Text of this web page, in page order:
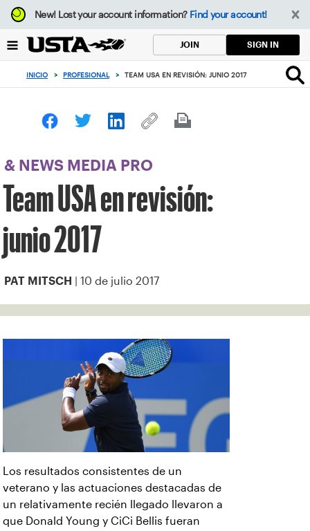
Enfoque
desde
botón
volver
principio
New!Lost your account information? Find your account!
JOIN SIGN IN
INICIO > PROFESIONAL > TEAM USA EN REVISIÓN: JUNIO 2017
& NEWS MEDIA PRO
Team USA en revisión:
junio 2017
PAT MITSCH | 10 de julio 2017
Los resultados consistentes de un
veterano y las actuaciones destacadas de
un relativamente recién llegado llevaron a
que Donald Young y CiCi Bellis fueran